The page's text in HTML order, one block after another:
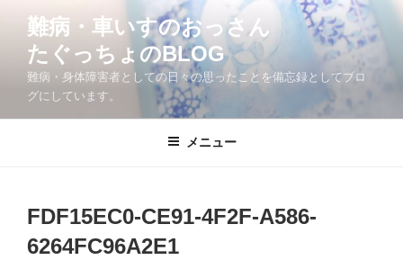
へ
難病・車いすのおっさん
たぐっちょのBLOG
難病・身体障害者としての日々の思ったことを備忘録としてブロ
グにしています。
メニュー
FDF15EC0-CE91-4F2F-A586-
6264FC96A2E1